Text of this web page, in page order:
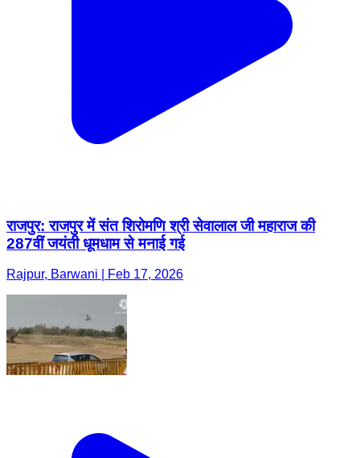
राजपुर: राजपुर में संत शिरोमणि श्री सेवालाल जी महाराज की
287वीं जयंती धूमधाम से मनाई गई
Rajpur, Barwani | Feb 17, 2026